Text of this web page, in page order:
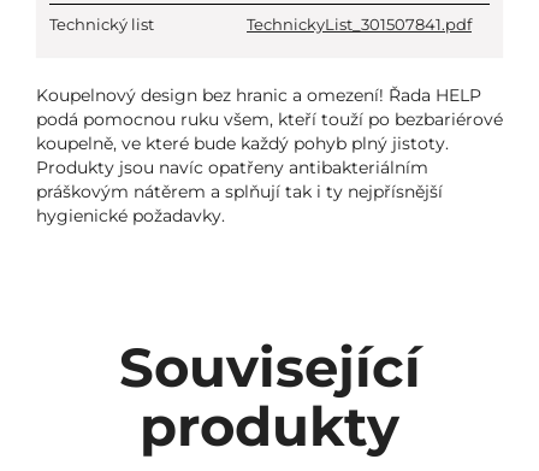
Technický list TechnickyList_301507841.pdf
Koupelnový design bez hranic a omezení! Řada HELP
podá pomocnou ruku všem, kteří touží po bezbariérové
koupelně, ve které bude každý pohyb plný jistoty.
Produkty jsou navíc opatřeny antibakteriálním
práškovým nátěrem a splňují tak i ty nejpřísnější
hygienické požadavky.
Související
produkty